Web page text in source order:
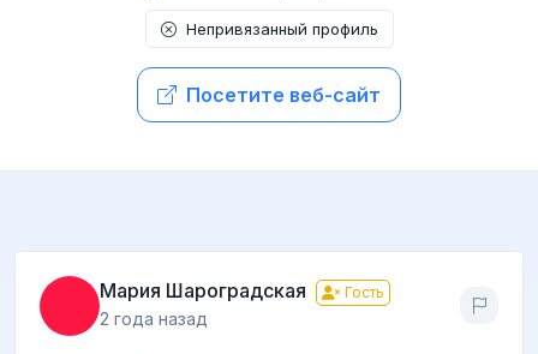
Непривязанный профиль
Посетите веб-сайт
Мария Шароградская Гость
2 года назад